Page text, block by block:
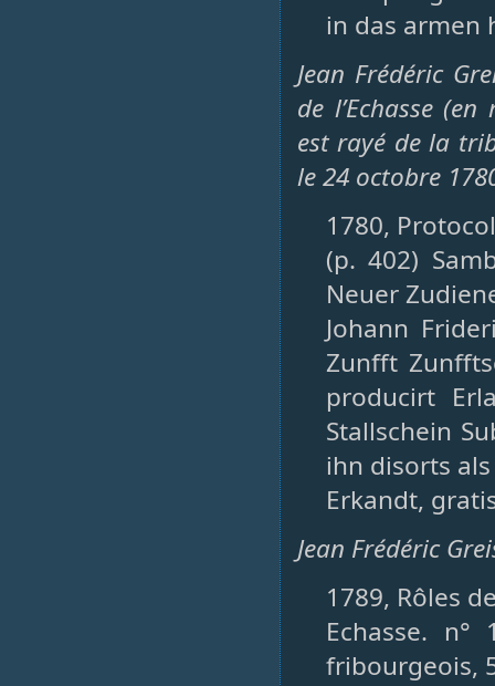
in das armen
Jean Frédéric
de l’Echasse
est rayé de la
le 24 octobre
1780,
(p. 402)
Neuer
Johann
Zunfft
producirt
Stallschein
ihn disorts
Erkandt,
Jean Frédéric
1789, Rôles
Echasse. n°
fribourgeois,